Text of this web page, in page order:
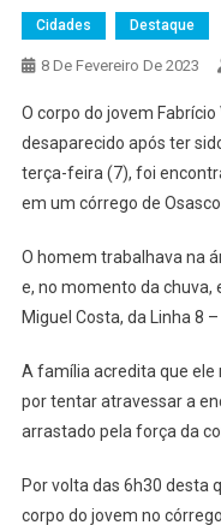
Cidades Destaque
8 De Fevereiro De 2023
O corpo do jovem
desaparecido após ter
terça-feira (7), foi
em um córrego de Osasco.
O homem trabalhava na
e, no momento da chuva,
Miguel Costa, da Linha 8
A família acredita que ele
por tentar atravessar a
arrastado pela força da
Por volta das 6h30 desta
corpo do jovem no